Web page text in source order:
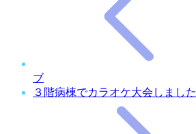
ブ
３階病棟でカラオケ大会しました